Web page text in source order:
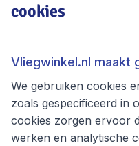
Vliegwinkel.nl
Thema's
cookies
Vliegwinkel.nl maakt
We gebruiken cookies
zoals gespecificeerd in
cookies zorgen ervoor
werken en analytische